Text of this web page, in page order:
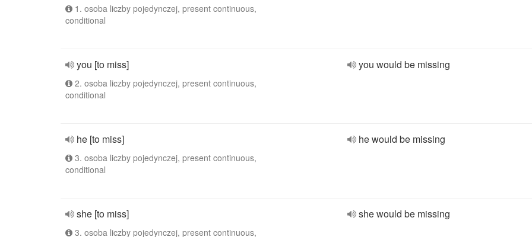
1. osoba liczby pojedynczej, present continuous,
conditional
you [to miss]
2. osoba liczby pojedynczej, present continuous,
conditional
you would be missing
he [to miss]
3. osoba liczby pojedynczej, present continuous,
conditional
he would be missing
she [to miss]
3. osoba liczby pojedynczej, present continuous,
she would be missing